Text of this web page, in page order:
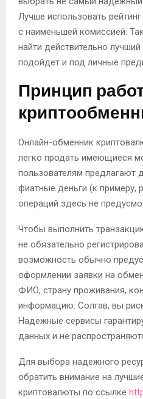
Лучше использовать
с наименьшей комиссией.
найти действительно
подойдет и под личные
Принцип
Онлайн-обменник
легко продать имеющиеся
пользователям предлагают
фиатные деньги (к примеру,
операций здесь не
Чтобы выполнить
не обязательно
возможность обычно
оформлении заявки на
ФИО, страну проживания,
информацию. Солгав, вы
Надежные сервисы
данных и не
Для выбора надежного
обратить внимание на
криптовалюты по ссылке